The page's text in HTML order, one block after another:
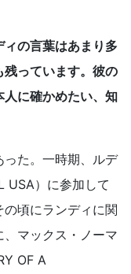
ィの言葉はあまり多
残っています。彼の
に確かめたい、知
た。一時期、ルデ
USA）に参加して
の頃にランディに関
マックス・ノーマ
OF A